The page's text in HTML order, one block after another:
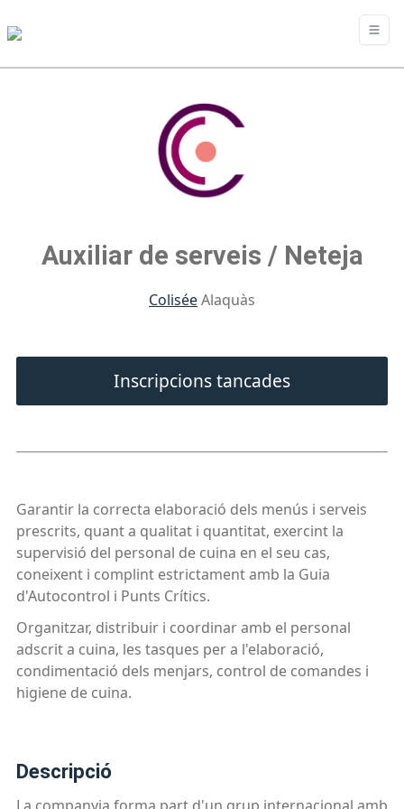
Auxiliar de serveis / Neteja
ColiséeAlaquàs
Inscripcions tancades
Garantir la correcta elaboració dels menús i serveis
prescrits, quant a qualitat i quantitat, exercint la
supervisió del personal de cuina en el seu cas,
coneixent i complint estrictament amb la Guia
d'Autocontrol i Punts Crítics.
Organitzar, distribuir i coordinar amb el personal
adscrit a cuina, les tasques per a l'elaboració,
condimentació dels menjars, control de comandes i
higiene de cuina.
descripció